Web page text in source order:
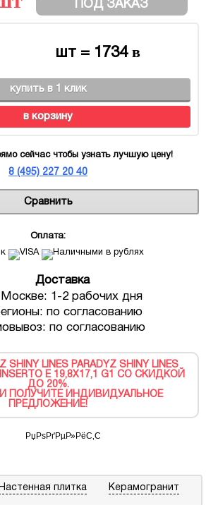
ПОД ЗАКАЗ
шт = 1734в
купить в 1 клик
в корзину
сейчас чтобы узнать лучшую цену!
8 (495) 227 20 40
Сравнить
Оплата:
Доставка
Москве: 1-2 рабочих дня
по согласованию
по согласованию
SHINY LINES PARADYZ SHINY LINES
INSERTO E 19,8X17,1 G1 СО СКИДКОЙ
ДО 20%.
ПОЛУЧИТЕ ИНДИВИДУАЛЬНОЕ
ПРЕДЛОЖЕНИЕ!
Настенная плитка Керамогранит